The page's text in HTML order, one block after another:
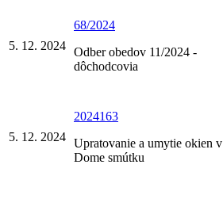
5. 12. 2024
68/2024
Odber obedov 11/2024 -
dôchodcovia
5. 12. 2024
2024163
Upratovanie a umytie okien v
Dome smútku